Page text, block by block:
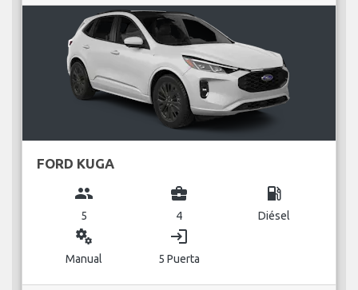
FORD KUGA
group
5
business_center
4
local_gas_station
Diésel
miscellaneous_services
Manual
login
5 Puerta